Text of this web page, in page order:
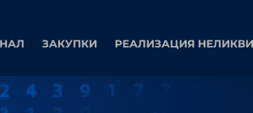
ЗАКУПКИ РЕАЛИЗАЦИЯ